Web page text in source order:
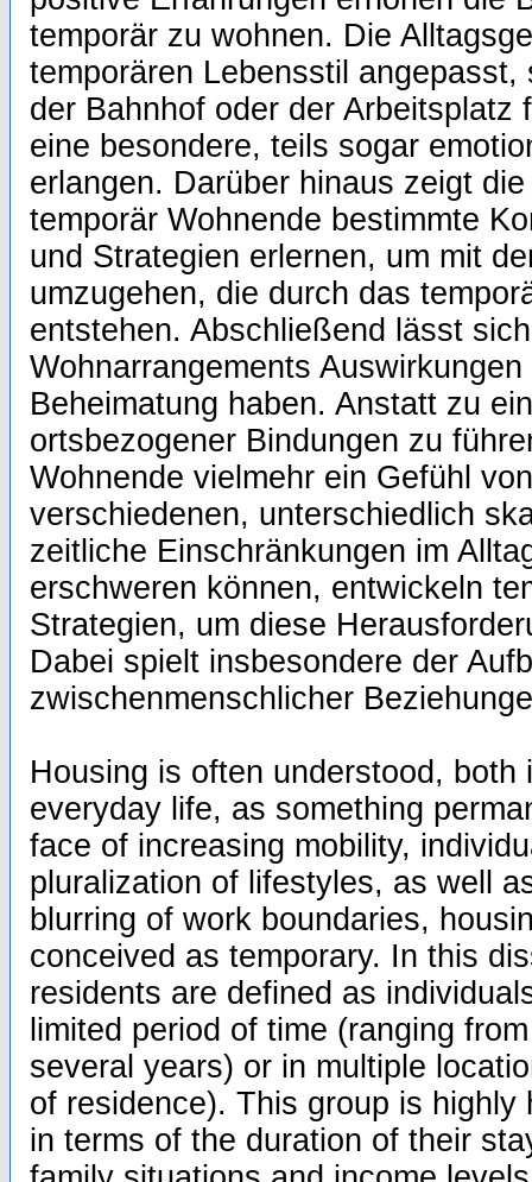
temporär zu wohnen. Die
temporären Lebensstil
der Bahnhof oder der Arbeitsplatz
eine besondere, teils sogar
erlangen. Darüber hinaus zeigt
temporär Wohnende bestimmte
und Strategien erlernen, um mit
umzugehen, die durch das
entstehen. Abschließend lässt
Wohnarrangements
Beheimatung haben. Anstatt zu
ortsbezogener Bindungen zu
Wohnende vielmehr ein Gefühl
verschiedenen, unterschiedlich
zeitliche Einschränkungen im
erschweren können, entwickeln
Strategien, um diese
Dabei spielt insbesondere der
zwischenmenschlicher
Housing is often understood, both
everyday life, as something
face of increasing mobility,
pluralization of lifestyles, as well
blurring of work boundaries,
conceived as temporary. In this
residents are defined as
limited period of time (ranging
several years) or in multiple
of residence). This group is highly
in terms of the duration of their